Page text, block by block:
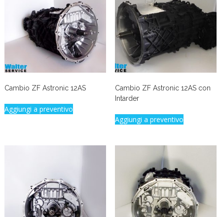
Cambio ZF Astronic 12AS
Aggiungi a preventivo
Cambio ZF Astronic 12AS con
Intarder
Aggiungi a preventivo